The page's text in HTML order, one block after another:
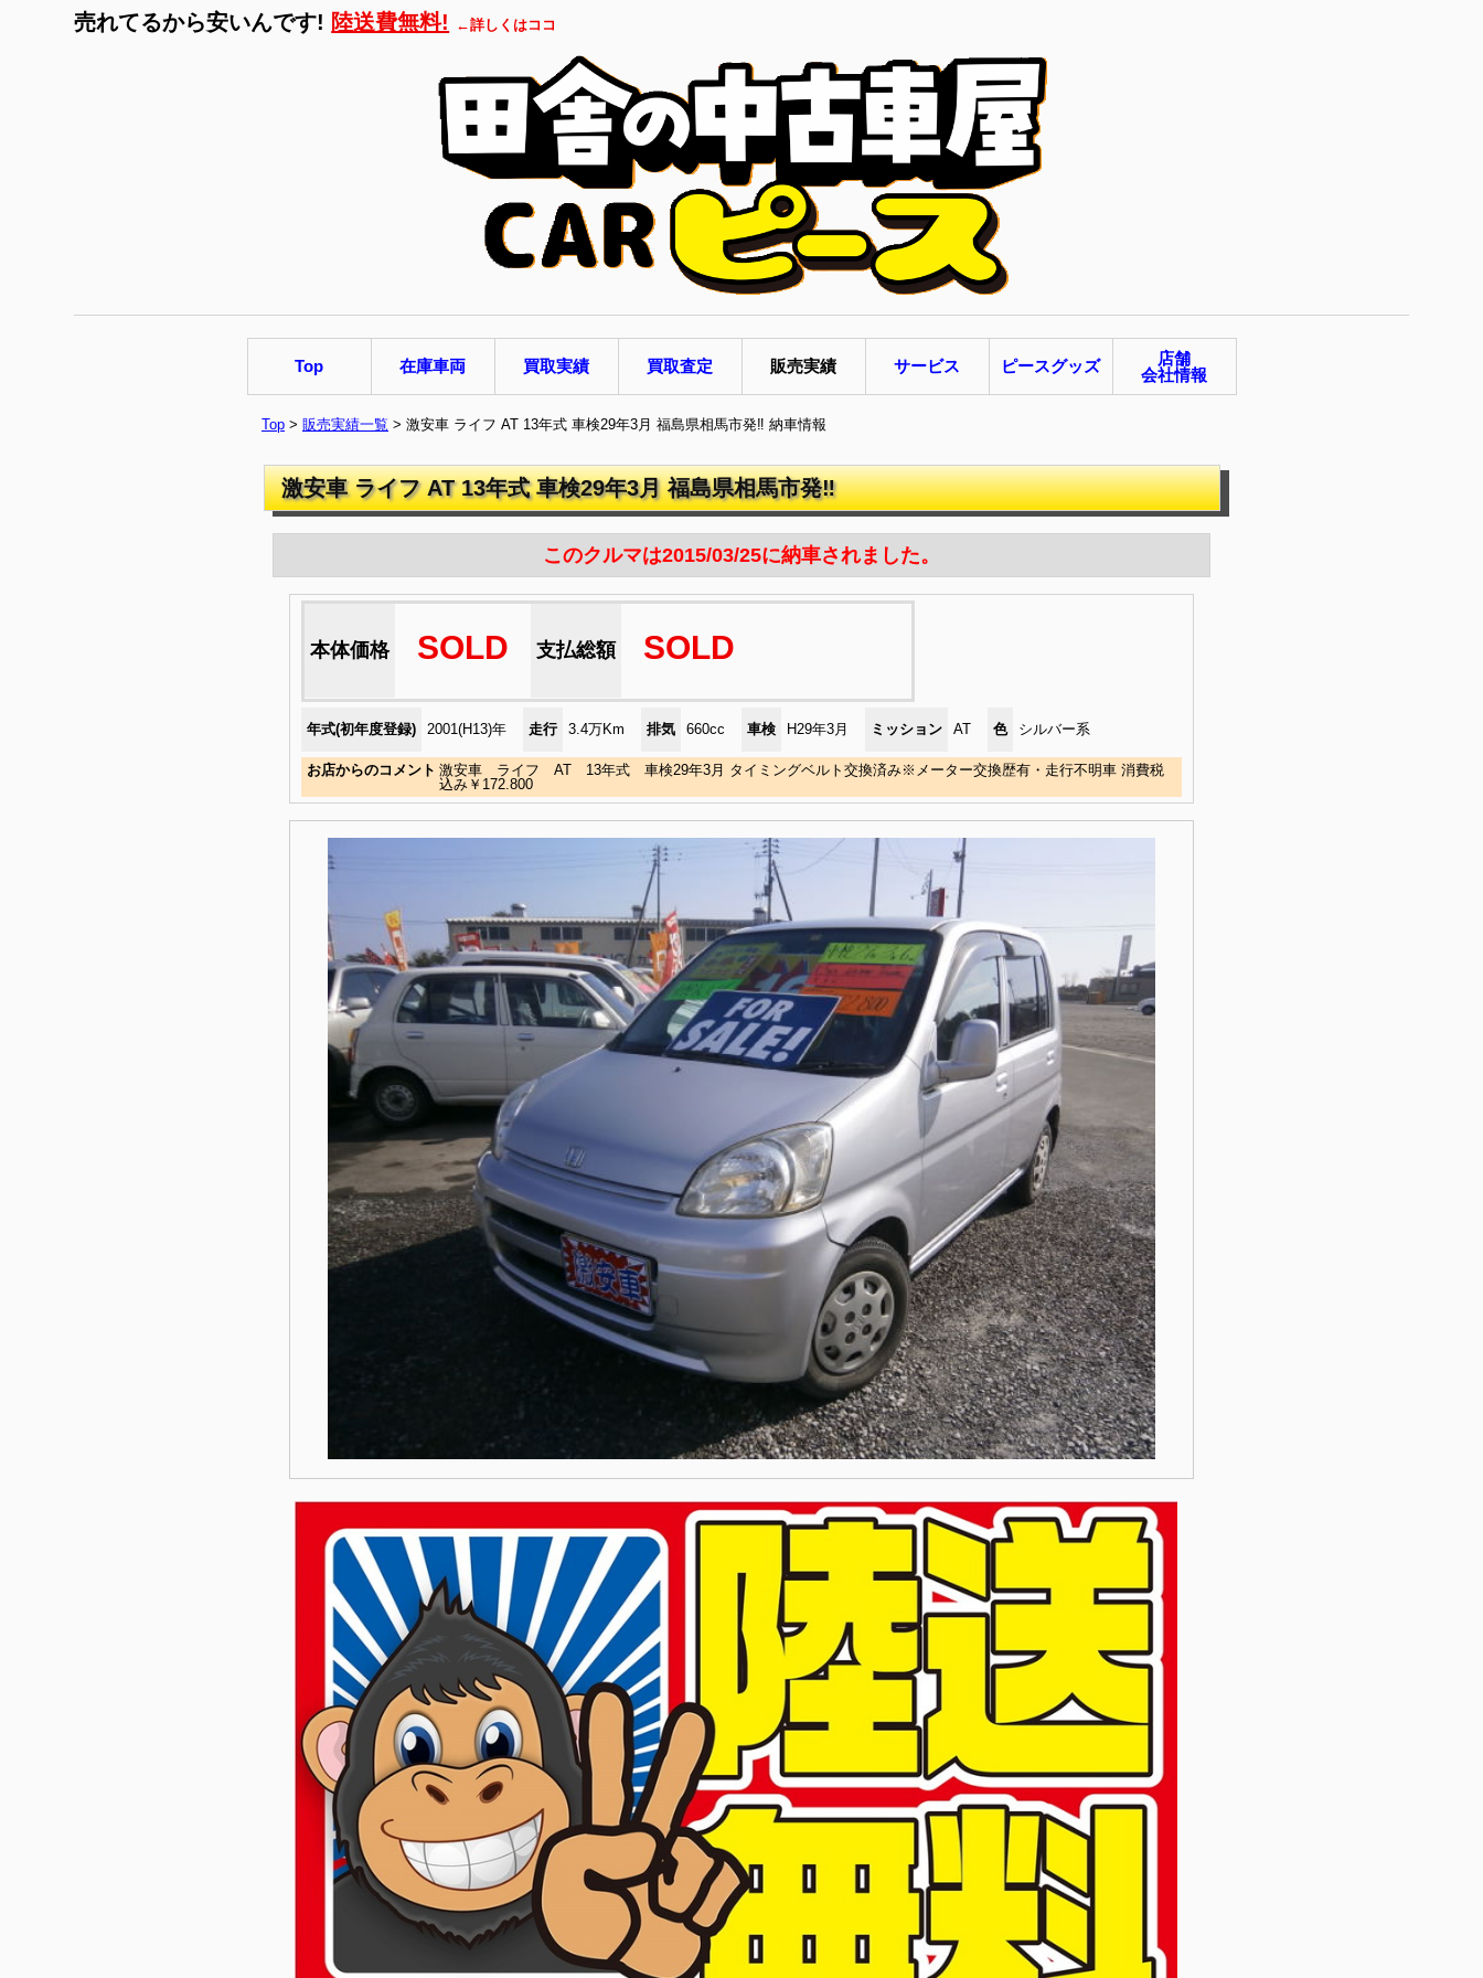
売れてるから安いんです! 陸送費無料! ←詳しくはココ
Top 在庫車両 買取実績 買取査定 販売実績 サービス ピースグッズ
店舗
会社情報
Top > 販売実績一覧 > 激安車 ライフ AT 13年式 車検29年3月 福島県相馬市発‼ 納車情報
激安車 ライフ AT 13年式 車検29年3月 福島県相馬市発‼
このクルマは2015/03/25に納車されました。
本体価格 SOLD 支払総額 SOLD
年式(初年度登録) 2001(H13)年 走行 3.4万Km 排気 660cc 車検 H29年3月 ミッション AT 色 シルバー系
お店からのコメント 激安車 ライフ AT 13年式 車検29年3月 タイミングベルト交換済み※メーター交換歴有・走行不明車 消費税
込み￥172.800